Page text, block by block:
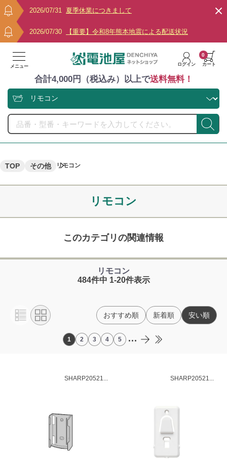
2026/07/31 夏季休業につきまして
2026/07/30 【重要】令和8年熊本地震による配送状況
メニュー ログイン カート
0
合計4,000円（税込み）以上で送料無料！
TOP その他 リモコン
リモコン
このカテゴリの関連情報
リモコン
484件中 1-20件表示
1 2 3 4 5 ...
おすすめ順 新着順 安い順
SHARP20521... SHARP20521...